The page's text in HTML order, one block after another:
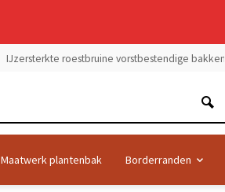
IJzersterkte roestbruine vorstbestendige bakken
Maatwerk plantenbak Borderranden